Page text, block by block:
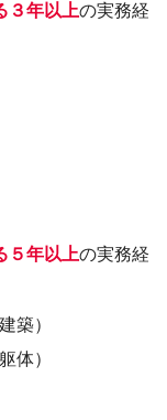
３年以上の実務経
５年以上の実務経
築）
体）